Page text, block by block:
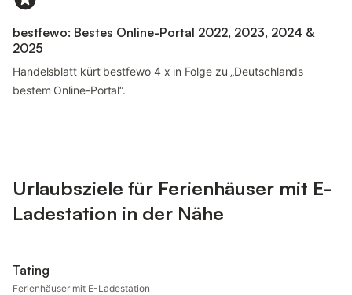
bestfewo: Bestes Online-Portal 2022, 2023, 2024 &
2025
Handelsblatt kürt bestfewo 4 x in Folge zu „Deutschlands
bestem Online-Portal“.
Urlaubsziele für Ferienhäuser mit E-
Ladestation in der Nähe
Tating
Ferienhäuser mit E-Ladestation